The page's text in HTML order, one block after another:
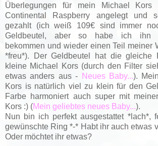
Überlegungen für mein Michael Kors
Continental Raspberry angelegt und
gezahlt (ich weiß 109€ sind immer
Geldbeutel, aber so habe ich ihn
bekommen und wieder einen Teil meiner
*freu*). Der Geldbeutel hat die gleiche
kleine Michael Kors (durch den Filter
etwas anders aus - Neues Baby...).
Kors is natürlich viel zu klein für den
Farbe harmoniert auch super mit
Kors :) (Mein geliebtes neues Baby...).
Nun bin ich perfekt ausgestattet *lach*,
gewünschte Ring *-* Habt ihr auch etwas
Oder möchtet ihr etwas?